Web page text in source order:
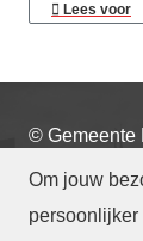
Om jouw
persoonlijker
Lees voor
© Gemeente
Cookies